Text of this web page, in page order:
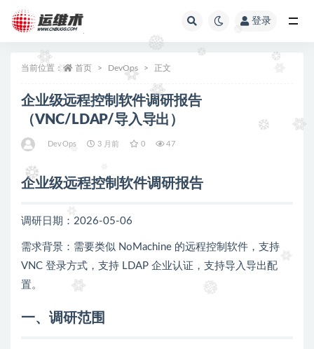
登录
当前位置： 首页 DevOps 正文
企业级远程控制软件调研报告
（VNC/LDAP/导入导出）
DevOps 3 月前 0 47
企业级远程控制软件调研报告
调研日期：2026-05-06
需求背景：需要类似 NoMachine 的远程控制软件，支持
VNC 登录方式，支持 LDAP 企业认证，支持导入导出配
置。
一、调研范围